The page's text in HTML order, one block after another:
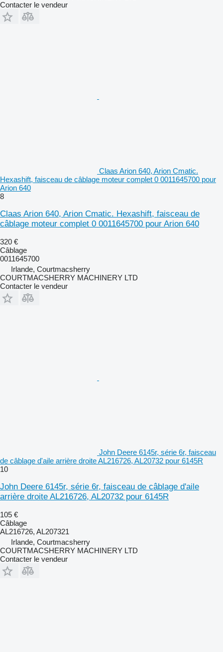
Contacter le vendeur
Claas Arion 640, Arion Cmatic.
Hexashift, faisceau de câblage moteur complet 0 0011645700 pour
Arion 640
8
Claas Arion 640, Arion Cmatic. Hexashift, faisceau de
câblage moteur complet 0 0011645700 pour Arion 640
320 €
Câblage
0011645700
Irlande, Courtmacsherry
COURTMACSHERRY MACHINERY LTD
Contacter le vendeur
John Deere 6145r, série 6r, faisceau
de câblage d'aile arrière droite AL216726, AL20732 pour 6145R
10
John Deere 6145r, série 6r, faisceau de câblage d'aile
arrière droite AL216726, AL20732 pour 6145R
105 €
Câblage
AL216726, AL207321
Irlande, Courtmacsherry
COURTMACSHERRY MACHINERY LTD
Contacter le vendeur